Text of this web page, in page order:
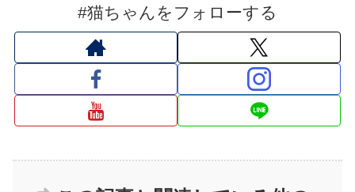
#猫ちゃんをフォローする